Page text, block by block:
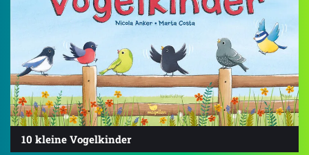
10 kleine Vogelkinder